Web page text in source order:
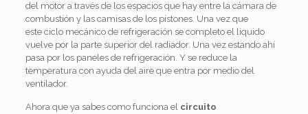
del motor a través de los espacios que hay entre la cámara de
combustión y las camisas de los pistones. Una vez que
este ciclo mecánico de refrigeración se completo el liquido
vuelve por la parte superior del radiador. Una vez estando ahí
pasa por los paneles de refrigeración. Y se reduce la
temperatura con ayuda del aire que entra por medio del
ventilador.
Ahora que ya sabes como funciona el circuito